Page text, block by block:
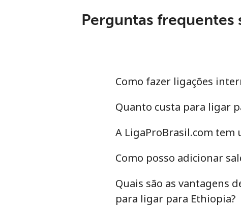
Celular
Ethiopia
Perguntas frequentes
Como fazer ligações
Quanto custa para ligar
A LigaProBrasil.com
Como posso adicionar
Quais são as vantagens
para ligar para Ethiopia?